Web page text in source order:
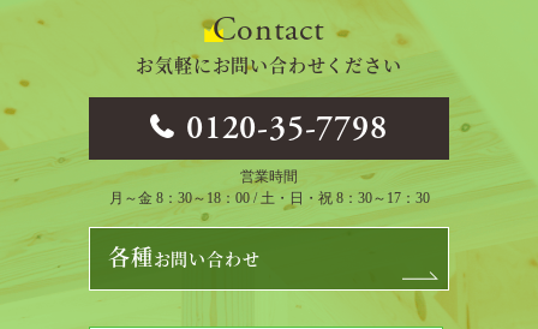
Contact
お気軽にお問い合わせください
0120-35-7798
営業時間
月～金 8：30～18：00 / 土・日・祝 8：30～17：30
各種お問い合わせ